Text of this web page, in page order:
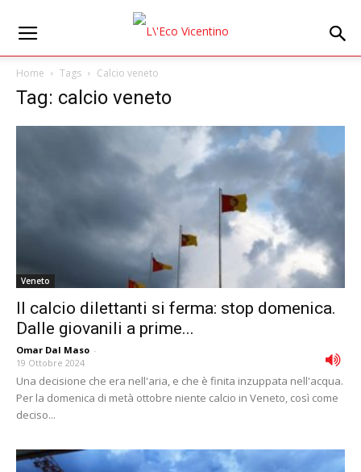
Home Tags Calcio veneto
Tag: calcio veneto
Veneto
Il calcio dilettanti si ferma: stop domenica.
Dalle giovanili a prime...
Omar Dal Maso -
19 Ottobre 2024
Una decisione che era nell'aria, e che è finita inzuppata nell'acqua.
Per la domenica di metà ottobre niente calcio in Veneto, così come
deciso...